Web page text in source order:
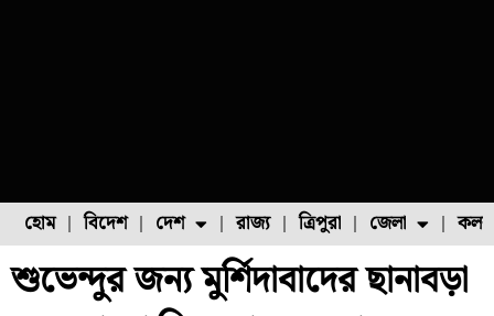
হোম বিদেশ দেশ
ফুল চাষ ফল চাষ মাছ চাষ পোল্ট্রি চাষ
রাজ্য ত্রিপুরা জেলা
উত্তর ২৪ পরগনা
শুভেন্দুর জন্য মুর্শিদাবাদের ছানাবড়া